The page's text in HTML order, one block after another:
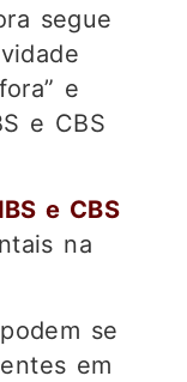
segue
e
e CBS
IBS e CBS
na
se
em